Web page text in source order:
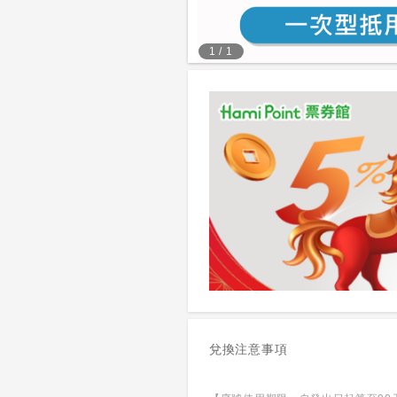
1 / 1
兌換注意事項